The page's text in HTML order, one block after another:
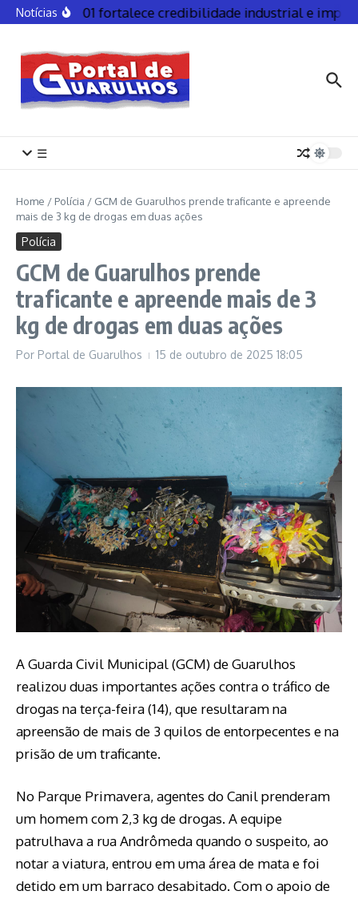
NotíciasISO 9001 fortalece credibilidade industrial e
☰
Home / Polícia / GCM de Guarulhos prende traficante e apreende
mais de 3 kg de drogas em duas ações
Polícia
GCM de Guarulhos prende
traficante e apreende mais de 3
kg de drogas em duas ações
Por Portal de Guarulhos 15 de outubro de 2025 18:05
A Guarda Civil Municipal (GCM) de Guarulhos
realizou duas importantes ações contra o tráfico de
drogas na terça-feira (14), que resultaram na
apreensão de mais de 3 quilos de entorpecentes e na
prisão de um traficante.
No Parque Primavera, agentes do Canil prenderam
um homem com 2,3 kg de drogas. A equipe
patrulhava a rua Andrômeda quando o suspeito, ao
notar a viatura, entrou em uma área de mata e foi
detido em um barraco desabitado. Com o apoio de